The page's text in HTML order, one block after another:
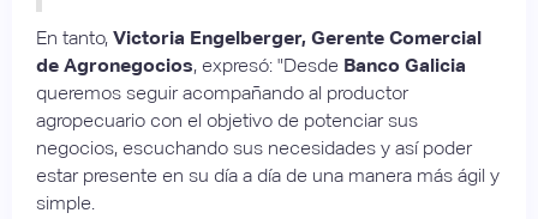
En tanto, Victoria Engelberger, Gerente Comercial
de Agronegocios, expresó: "Desde Banco Galicia
queremos seguir acompañando al productor
agropecuario con el objetivo de potenciar sus
negocios, escuchando sus necesidades y así poder
estar presente en su día a día de una manera más ágil y
simple.